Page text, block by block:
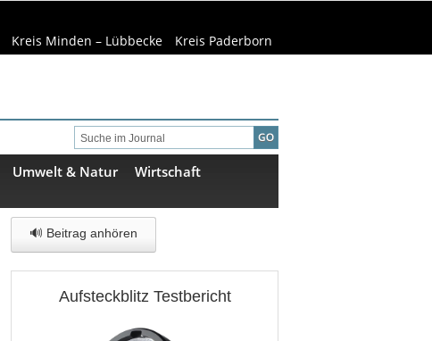
Kreis Minden – Lübbecke Kreis Paderborn
Umwelt & Natur
Wirtschaft
🔊 Beitrag anhören
Aufsteckblitz Testbericht